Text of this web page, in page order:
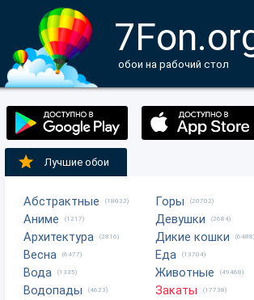
обои на рабочий стол
Лучшие обои
Абстрактные (18032)
Аниме (1217)
Архитектура (2816)
Весна (6477)
Вода (1335)
Водопады (4623)
Горы (20702)
Девушки (2684)
Дикие кошки (6488)
Еда (13704)
Животные (49468)
Закаты (17738)